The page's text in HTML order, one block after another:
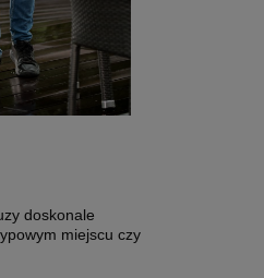
doskonale
miejscu czy